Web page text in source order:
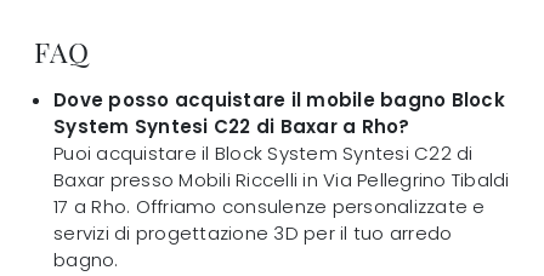
FAQ
Dove posso acquistare il mobile bagno Block
System Syntesi C22 di Baxar a Rho?
Puoi acquistare il Block System Syntesi C22 di
Baxar presso Mobili Riccelli in Via Pellegrino Tibaldi
17 a Rho. Offriamo consulenze personalizzate e
servizi di progettazione 3D per il tuo arredo
bagno.